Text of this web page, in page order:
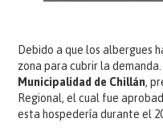
Debido a que los albergues
zona para cubrir la
Municipalidad de Chillán,
Regional, el cual fue
esta hospedería durante el